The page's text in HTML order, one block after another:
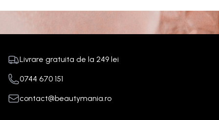
Livrare gratuita de la 249 lei
0744 670 151
contact@beautymania.ro